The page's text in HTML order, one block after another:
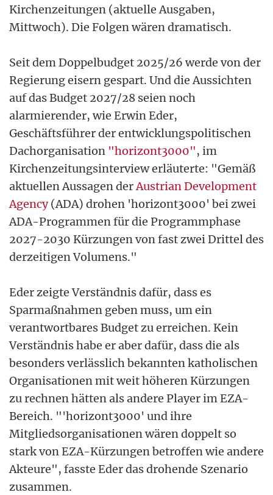
Kirchenzeitungen (aktuelle Ausgaben,
Mittwoch). Die Folgen wären dramatisch.
Seit dem Doppelbudget 2025/26 werde von der
Regierung eisern gespart. Und die Aussichten
auf das Budget 2027/28 seien noch
alarmierender, wie Erwin Eder,
Geschäftsführer der entwicklungspolitischen
Dachorganisation "horizont3000", im
Kirchenzeitungsinterview erläuterte: "Gemäß
aktuellen Aussagen derAustrian Development
Agency(ADA) drohen 'horizont3000' bei zwei
ADA-Programmen für die Programmphase
2027-2030 Kürzungen von fast zwei Drittel des
derzeitigen Volumens."
Eder zeigte Verständnis dafür, dass es
Sparmaßnahmen geben muss, um ein
verantwortbares Budget zu erreichen. Kein
Verständnis habe er aber dafür, dass die als
besonders verlässlich bekannten katholischen
Organisationen mit weit höheren Kürzungen
zu rechnen hätten als andere Player im EZA-
Bereich. "'horizont3000' und ihre
Mitgliedsorganisationen wären doppelt so
stark von EZA-Kürzungen betroffen wie andere
Akteure", fasste Eder das drohende Szenario
zusammen.